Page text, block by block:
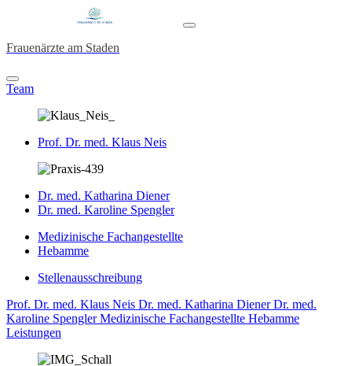
Frauenärzte am Staden
Team
Prof. Dr. med. Klaus Neis
Dr. med. Katharina Diener
Dr. med. Karoline Spengler
Medizinische Fachangestellte
Hebamme
Stellenausschreibung
Prof. Dr. med. Klaus Neis Dr. med. Katharina DienerDr. med.
Karoline SpenglerMedizinische Fachangestellte Hebamme
Leistungen